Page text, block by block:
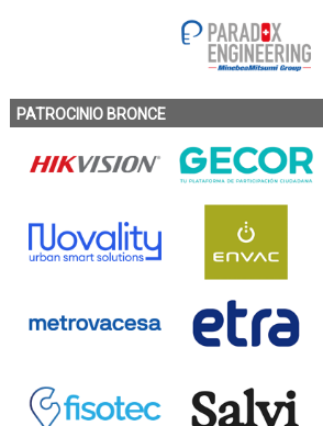
PATROCINIO BRONCE